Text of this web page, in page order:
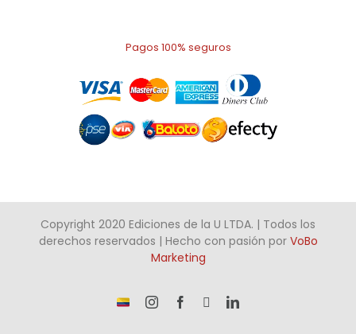
Pagos 100% seguros
Copyright 2020 Ediciones de la U LTDA. | Todos los
derechos reservados | Hecho con pasión por VoBo
Marketing
¡Somos InstagramFacebook LinkedIn